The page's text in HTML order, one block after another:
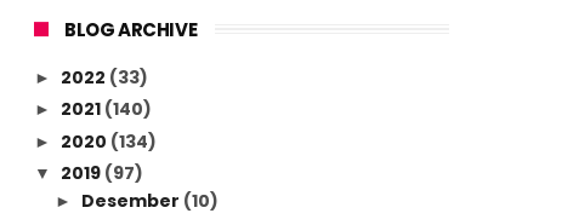
BLOG ARCHIVE
► 2022 (33)
► 2021 (140)
► 2020 (134)
▼ 2019 (97)
► Desember (10)